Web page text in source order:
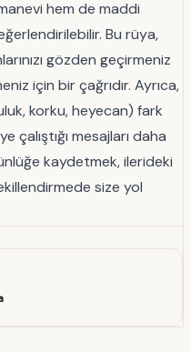
hem de maddi
Bu rüya,
gözden geçirmeniz
için bir çağrıdır. Ayrıca,
korku, heyecan) fark
çalıştığı mesajları daha
kaydetmek, ilerideki
size yol